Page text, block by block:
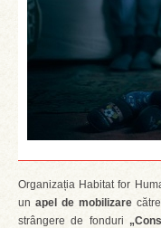
Organizația Habitat for
un apel de mobilizare
strângere de fonduri